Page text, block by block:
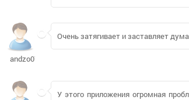
andzo07
Очень затягивает и заставляет
У этого приложения огромная